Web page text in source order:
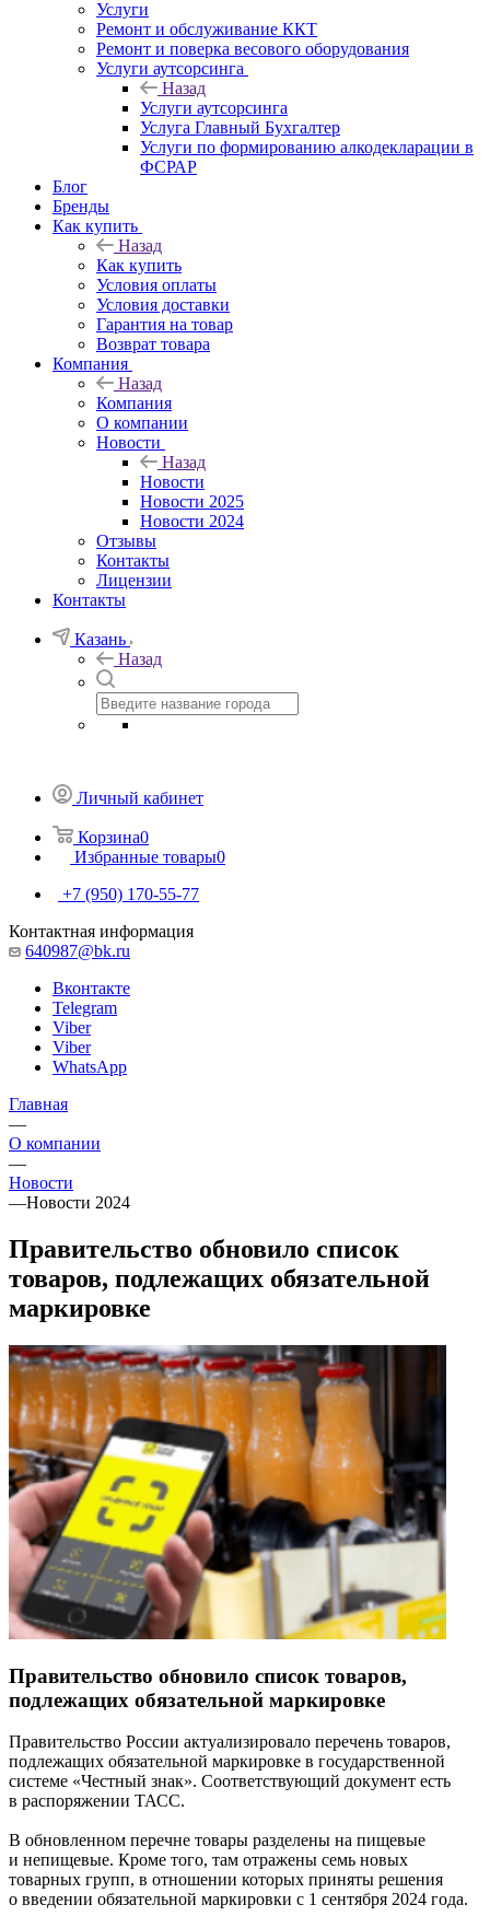
Услуги
Ремонт и обслуживание ККТ
Ремонт и поверка весового оборудования
Услуги аутсорсинга
Назад
Услуги аутсорсинга
Услуга Главный Бухгалтер
Услуги по формированию алкодекларации в
ФСРАР
Блог
Бренды
Как купить
Назад
Как купить
Условия оплаты
Условия доставки
Гарантия на товар
Возврат товара
Компания
Назад
Компания
О компании
Новости
Назад
Новости
Новости 2025
Новости 2024
Отзывы
Контакты
Лицензии
Контакты
Казань
Назад
Личный кабинет
Корзина0
Избранные товары0
+7 (950) 170-55-77
Контактная информация
640987@bk.ru
Вконтакте
Telegram
Viber
Viber
WhatsApp
Главная
—
О компании
—
Новости
—Новости 2024
Правительство обновило список
товаров, подлежащих обязательной
маркировке
Правительство обновило список товаров,
подлежащих обязательной маркировке
Правительство России актуализировало перечень товаров,
подлежащих обязательной маркировке в государственной
системе «Честный знак». Соответствующий документ есть
в распоряжении ТАСС.
В обновленном перечне товары разделены на пищевые
и непищевые. Кроме того, там отражены семь новых
товарных групп, в отношении которых приняты решения
о введении обязательной маркировки с 1 сентября 2024 года.